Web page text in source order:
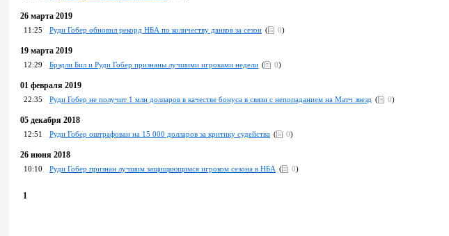
26 марта 2019
11:25 Руди Гобер обновил рекорд НБА по количеству данков за сезон ( 0)
19 марта 2019
12:29 Брэдли Бил и Руди Гобер признаны лучшими игроками недели ( 0)
01 февраля 2019
22:35 Руди Гобер не получит 1 млн долларов в качестве бонуса в связи с непопаданием на Матч звезд ( 0)
05 декабря 2018
12:51 Руди Гобер оштрафован на 15 000 долларов за критику судейства ( 0)
26 июня 2018
10:10 Руди Гобер признан лучшим защищающимся игроком сезона в НБА ( 0)
1